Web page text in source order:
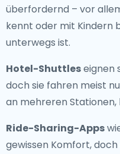
überfordernd – vor
kennt oder mit Kindern
unterwegs ist.
Hotel-Shuttleseignen
doch sie fahren meist
an mehreren Stationen,
Ride-Sharing-Apps
gewissen Komfort,